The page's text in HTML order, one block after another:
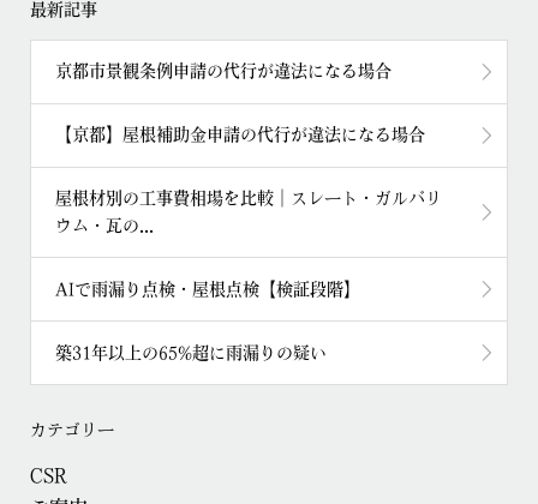
最新記事
京都市景観条例申請の代行が違法になる場合
【京都】屋根補助金申請の代行が違法になる場合
屋根材別の工事費相場を比較｜スレート・ガルバリ
ウム・瓦の...
AIで雨漏り点検・屋根点検【検証段階】
築31年以上の65%超に雨漏りの疑い
カテゴリー
CSR